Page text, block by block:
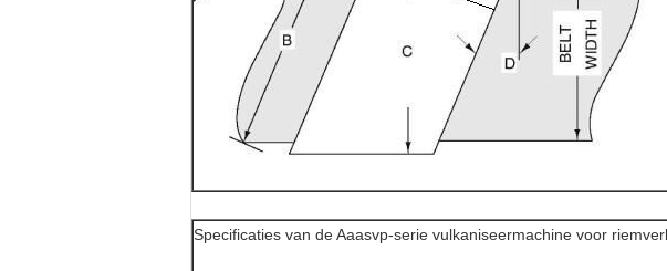
Specificaties van de Aaasvp-serie vulkaniseermachine voor